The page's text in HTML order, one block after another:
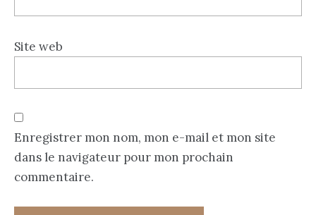
Site web
Enregistrer mon nom, mon e-mail et mon site
dans le navigateur pour mon prochain
commentaire.